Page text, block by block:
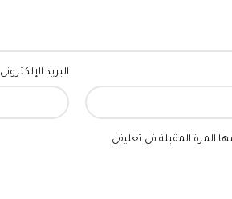
البريد الإلكتروني
المرة المقبلة في تعليقي.